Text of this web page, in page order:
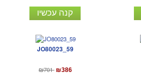
קנה עכשיו
JO80023_59
₪701 ₪386